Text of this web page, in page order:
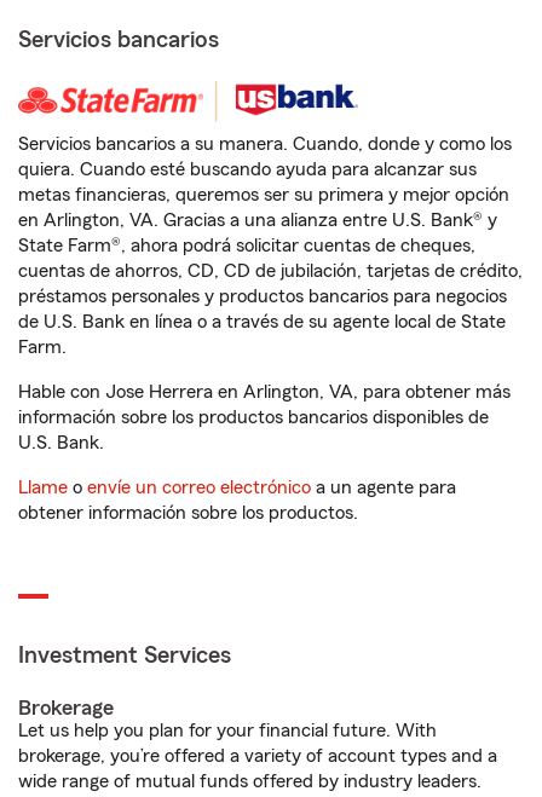
Servicios bancarios
Servicios bancarios a su manera. Cuando, donde y como los
quiera. Cuando esté buscando ayuda para alcanzar sus
metas financieras, queremos ser su primera y mejor opción
en Arlington, VA. Gracias a una alianza entre U.S. Bank® y
State Farm®, ahora podrá solicitar cuentas de cheques,
cuentas de ahorros, CD, CD de jubilación, tarjetas de crédito,
préstamos personales y productos bancarios para negocios
de U.S. Bank en línea o a través de su agente local de State
Farm.
Hable con Jose Herrera en Arlington, VA, para obtener más
información sobre los productos bancarios disponibles de
U.S. Bank.
Llame o envíe un correo electrónico a un agente para
obtener información sobre los productos.
Investment Services
Brokerage
Let us help you plan for your financial future. With
brokerage, you’re offered a variety of account types and a
wide range of mutual funds offered by industry leaders.